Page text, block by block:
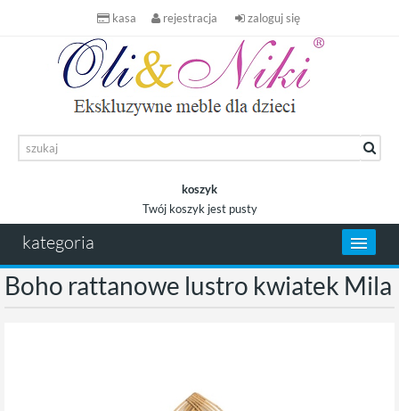
kasa rejestracja zaloguj się
koszyk
Twój koszyk jest pusty
kategoria
Boho rattanowe lustro kwiatek Mila